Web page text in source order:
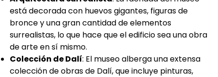
está decorada con huevos gigantes, figuras de
bronce y una gran cantidad de elementos
surrealistas, lo que hace que el edificio sea una obra
de arte en sí mismo.
Colección de Dalí: El museo alberga una extensa
colección de obras de Dalí, que incluye pinturas,